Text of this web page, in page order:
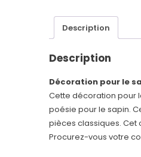
Description
Description
Décoration pour le
Cette décoration pour
poésie pour le sapin.
pièces classiques. Cet
Procurez-vous votre